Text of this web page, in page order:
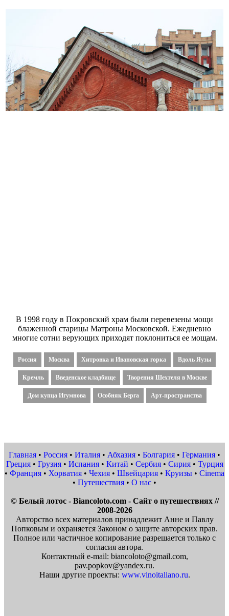
В 1998 году в Покровский храм были перевезены мощи
блаженной старицы Матроны Московской. Ежедневно
многие сотни верующих приходят поклониться ее мощам.
Россия Москва Хитровка и Ивановская горка Вдоль Яузы
Кремль Введенское кладбище Творения Шехтеля в Москве
Дом купца Игумнова Особняк Берга Арт-пространства
Главная • Россия • Италия • Абхазия • Болгария • Германия •
Греция• Грузия• Испания• Китай • Сербия• Сирия• Турция
• Франция • Хорватия • Чехия • Швейцария • Круизы • Cinema
• Путешествия • О нас •
© Белый лотос - Biancoloto.com - Сайт о путешествиях //
2008-2026
Авторство всех материалов принадлежит Анне и Павлу
Попковым и охраняется Законом о защите авторских прав.
Полное или частичное копирование разрешается только с
согласия автора.
Контактный e-mail: biancoloto@gmail.com,
pav.popkov@yandex.ru.
Наши другие проекты: www.vinoitaliano.ru.